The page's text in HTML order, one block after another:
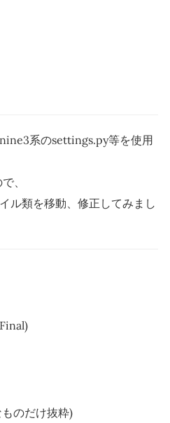
系のsettings.py等を使用
、
ル類を移動、修正してみまし
のだけ抜粋)